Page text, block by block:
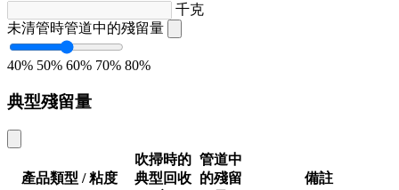
千克
未清管時管道中的殘留量
40% 50% 60% 70% 80%
典型殘留量
產品類型 / 粘度
吹掃時的
典型回收
管道中
的殘留
備註